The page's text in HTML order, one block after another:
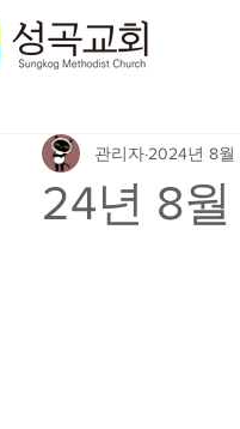
24년 8월
관리자 2024년 8월